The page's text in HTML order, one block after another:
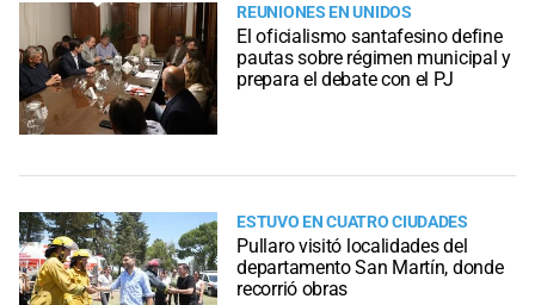
REUNIONES EN UNIDOS
El oficialismo santafesino define
pautas sobre régimen municipal y
prepara el debate con el PJ
ESTUVO EN CUATRO CIUDADES
Pullaro visitó localidades del
departamento San Martín, donde
recorrió obras